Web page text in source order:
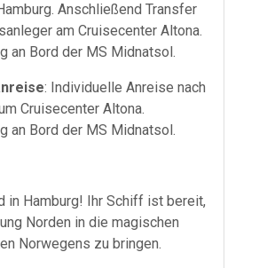
Anschließend Transfer
am Cruisecenter Altona.
an Bord der MS Midnatsol.
: Individuelle Anreise nach
Cruisecenter Altona.
an Bord der MS Midnatsol.
in Hamburg! Ihr Schiff ist bereit,
Norden in die magischen
Norwegens zu bringen.